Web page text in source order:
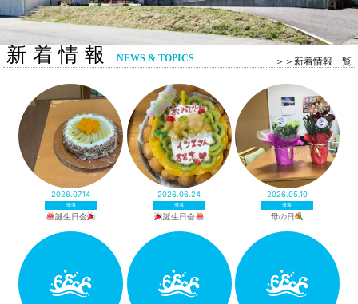
新着情報 NEWS & TOPICS ＞＞新着情報一覧
2026.07.14
優海
誕生日会
2026.06.24
優海
誕生日会
2026.05.10
優海
母の日